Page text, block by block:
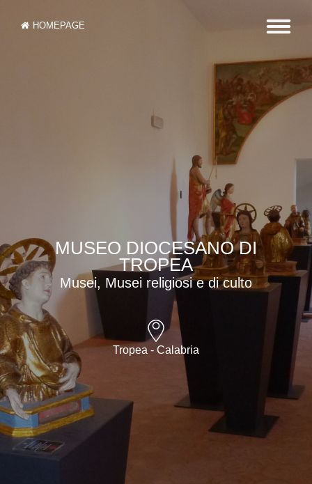
HOMEPAGE
MUSEO DIOCESANO DI
TROPEA
Musei, Musei religiosi e di culto
Tropea - Calabria